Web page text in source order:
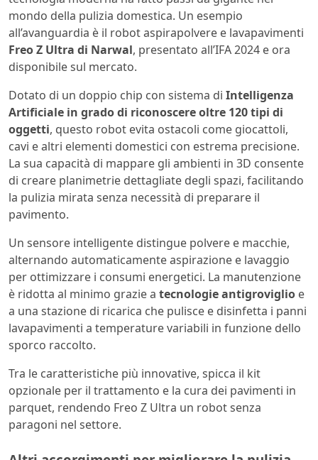
mondo della pulizia domestica. Un esempio
all’avanguardia è il robot aspirapolvere e lavapavimenti
Freo Z Ultra di Narwal, presentato all’IFA 2024 e ora
disponibile sul mercato.
Dotato di un doppio chip con sistema di Intelligenza
Artificiale in grado di riconoscere oltre 120 tipi di
oggetti, questo robot evita ostacoli come giocattoli,
cavi e altri elementi domestici con estrema precisione.
La sua capacità di mappare gli ambienti in 3D consente
di creare planimetrie dettagliate degli spazi, facilitando
la pulizia mirata senza necessità di preparare il
pavimento.
Un sensore intelligente distingue polvere e macchie,
alternando automaticamente aspirazione e lavaggio
per ottimizzare i consumi energetici. La manutenzione
è ridotta al minimo grazie a tecnologie antigroviglio e
a una stazione di ricarica che pulisce e disinfetta i panni
lavapavimenti a temperature variabili in funzione dello
sporco raccolto.
Tra le caratteristiche più innovative, spicca il kit
opzionale per il trattamento e la cura dei pavimenti in
parquet, rendendo Freo Z Ultra un robot senza
paragoni nel settore.